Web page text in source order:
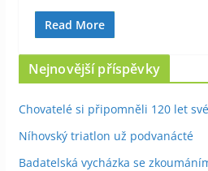
Read More
Nejnovější příspěvky
Chovatelé si připomněli 120 let
Níhovský triatlon už podvanácté
Badatelská vycházka se